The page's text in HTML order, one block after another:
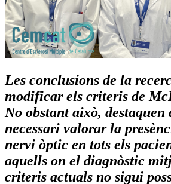
Les conclusions de la
modificar els criteris de
No obstant això, destaquen
necessari valorar la
nervi òptic en tots els
aquells on el diagnòstic
criteris actuals no sigui